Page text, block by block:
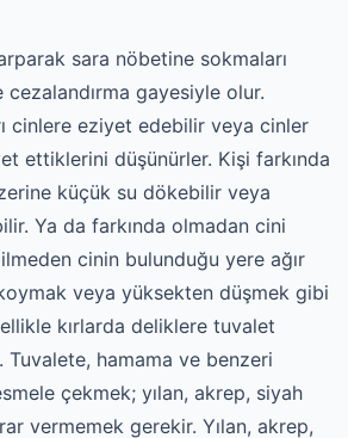
sara nöbetine sokmaları
gayesiyle olur.
cinlere eziyet edebilir veya cinler
ettiklerini düşünürler. Kişi farkında
küçük su dökebilir veya
Ya da farkında olmadan cini
cinin bulunduğu yere ağır
veya yüksekten düşmek gibi
kırlarda deliklere tuvalet
hamama ve benzeri
çekmek; yılan, akrep, siyah
vermemek gerekir. Yılan, akrep,